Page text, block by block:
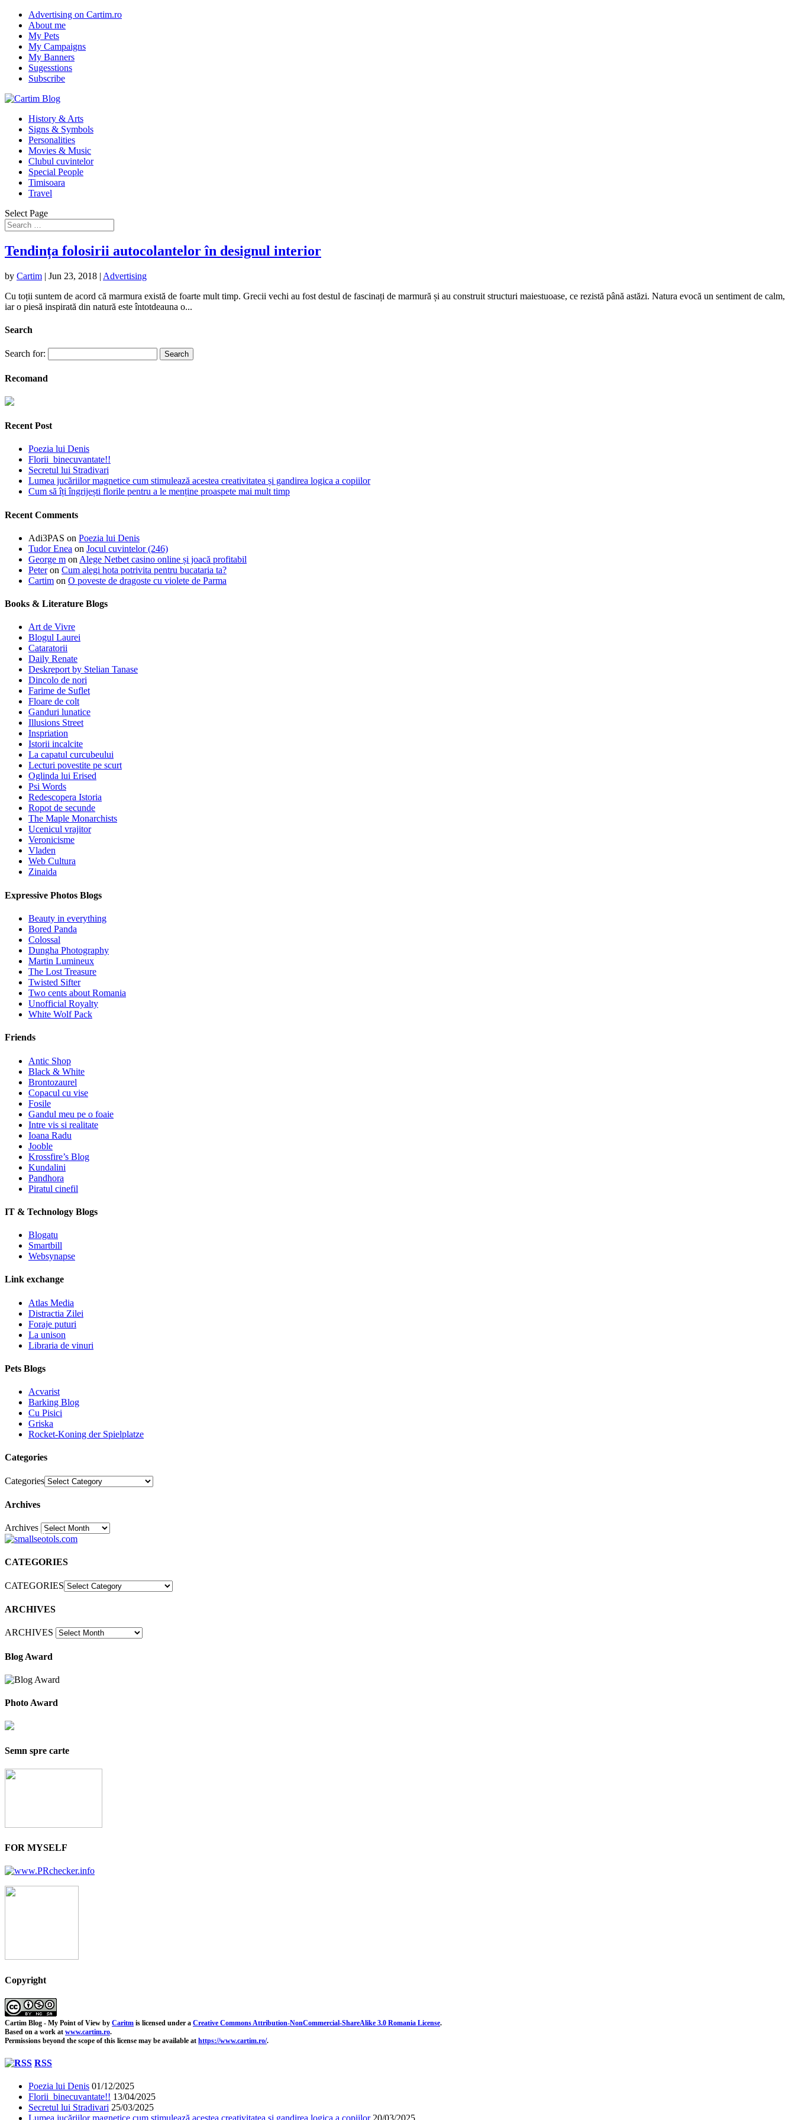
Advertising on Cartim.ro
About me
My Pets
My Campaigns
My Banners
Sugesstions
Subscribe
History & Arts
Signs & Symbols
Personalities
Movies & Music
Clubul cuvintelor
Special People
Timisoara
Travel
Select Page
Tendința folosirii autocolantelor în designul interior
by Cartim | Jun 23, 2018 | Advertising
Cu toții suntem de acord că marmura există de foarte mult timp. Grecii vechi au fost destul de fascinați de marmură și au construit structuri maiestuoase, ce rezistă până astăzi. Natura evocă un sentiment de calm,
iar o piesă inspirată din natură este întotdeauna o...
Search
Search for:
Recomand
Recent Post
Poezia lui Denis
Florii binecuvantate!!
Secretul lui Stradivari
Lumea jucăriilor magnetice cum stimulează acestea creativitatea și gandirea logica a copiilor
Cum să îți îngrijești florile pentru a le menține proaspete mai mult timp
Recent Comments
Adi3PAS on Poezia lui Denis
Tudor Enea on Jocul cuvintelor (246)
George m on Alege Netbet casino online și joacă profitabil
Peteron Cum alegi hota potrivita pentru bucataria ta?
Cartim on O poveste de dragoste cu violete de Parma
Books & Literature Blogs
Art de Vivre
Blogul Laurei
Cataratorii
Daily Renate
Deskreport by Stelian Tanase
Dincolo de nori
Farime de Suflet
Floare de colt
Ganduri lunatice
Illusions Street
Inspriation
Istorii incalcite
La capatul curcubeului
Lecturi povestite pe scurt
Oglinda lui Erised
Psi Words
Redescopera Istoria
Ropot de secunde
The Maple Monarchists
Ucenicul vrajitor
Veronicisme
Vladen
Web Cultura
Zinaida
Expressive Photos Blogs
Beauty in everything
Bored Panda
Colossal
Dungha Photography
Martin Lumineux
The Lost Treasure
Twisted Sifter
Two cents about Romania
Unofficial Royalty
White Wolf Pack
Friends
Antic Shop
Black & White
Brontozaurel
Copacul cu vise
Fosile
Gandul meu pe o foaie
Intre vis si realitate
Ioana Radu
Jooble
Krossfire’s Blog
Kundalini
Pandhora
Piratul cinefil
IT & Technology Blogs
Blogatu
Smartbill
Websynapse
Link exchange
Atlas Media
Distractia Zilei
Foraje puturi
La unison
Libraria de vinuri
Pets Blogs
Acvarist
Barking Blog
Cu Pisici
Griska
Rocket-Koning der Spielplatze
Categories
Categories
Archives
Archives30
CATEGORIES
CATEGORIES
ARCHIVES
ARCHIVES
Blog Award
Photo Award
Semn spre carte
FOR MYSELF
Copyright
Cartim Blog - My Point of View by Caritm is licensed under a Creative Commons Attribution-NonCommercial-ShareAlike 3.0 Romania License.
Based on a work at www.cartim.ro.
Permissions beyond the scope of this license may be available at https://www.cartim.ro/.
RSS
Poezia lui Denis 01/12/2025
Florii binecuvantate!! 13/04/2025
Secretul lui Stradivari 25/03/2025